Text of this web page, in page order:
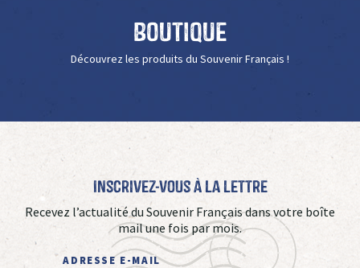
Boutique
Découvrez les produits du Souvenir Français !
Inscrivez-vous à La Lettre
Recevez l’actualité du Souvenir Français dans votre boîte
mail une fois par mois.
ADRESSE E-MAIL